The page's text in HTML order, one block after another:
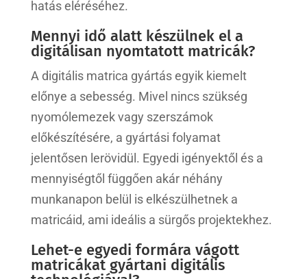
hatás eléréséhez.
Mennyi idő alatt készülnek el a
digitálisan nyomtatott matricák?
A digitális matrica gyártás egyik kiemelt
előnye a sebesség. Mivel nincs szükség
nyomólemezek vagy szerszámok
előkészítésére, a gyártási folyamat
jelentősen lerövidül. Egyedi igényektől és a
mennyiségtől függően akár néhány
munkanapon belül is elkészülhetnek a
matricáid, ami ideális a sürgős projektekhez.
Lehet-e egyedi formára vágott
matricákat gyártani digitális